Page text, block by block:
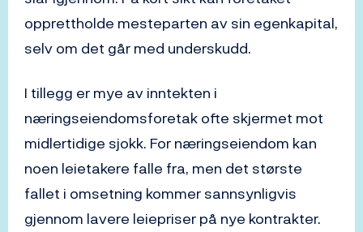
opprettholde mesteparten av sin egenkapital,
selv om det går med underskudd.
I tillegg er mye av inntekten i
næringseiendomsforetak ofte skjermet mot
midlertidige sjokk. For næringseiendom kan
noen leietakere falle fra, men det største
fallet i omsetning kommer sannsynligvis
gjennom lavere leiepriser på nye kontrakter.